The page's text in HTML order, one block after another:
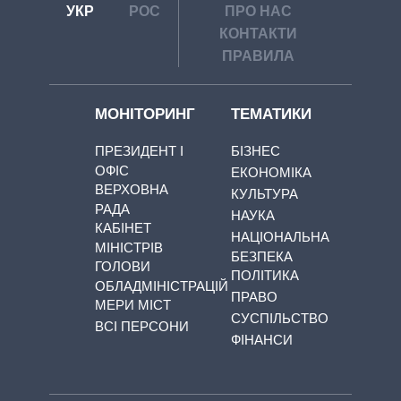
УКР РОС
ПРО НАС
КОНТАКТИ
ПРАВИЛА
МОНІТОРИНГ
ПРЕЗИДЕНТ І
ОФІС
ВЕРХОВНА
РАДА
КАБІНЕТ
МІНІСТРІВ
ГОЛОВИ
ОБЛАДМІНІСТРАЦІЙ
МЕРИ МІСТ
ВСІ ПЕРСОНИ
ТЕМАТИКИ
БІЗНЕС
ЕКОНОМІКА
КУЛЬТУРА
НАУКА
НАЦІОНАЛЬНА
БЕЗПЕКА
ПОЛІТИКА
ПРАВО
СУСПІЛЬСТВО
ФІНАНСИ